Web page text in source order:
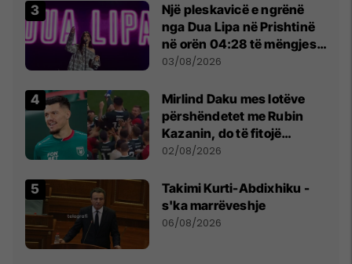
Një pleskavicë e ngrënë
nga Dua Lipa në Prishtinë
në orën 04:28 të mëngjesit
- dhe bota digjitale serbe
03/08/2026
Mirlind Daku mes lotëve
përshëndetet me Rubin
Kazanin, do të fitojë
miliona te Spartak Moska
02/08/2026
Takimi Kurti-Abdixhiku -
s'ka marrëveshje
06/08/2026